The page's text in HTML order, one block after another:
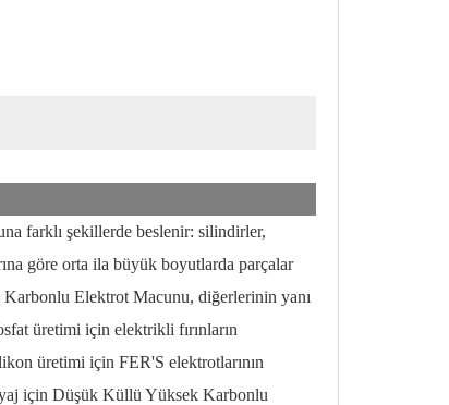
farklı şekillerde beslenir: silindirler,
göre orta ila büyük boyutlarda parçalar
Elektrot Macunu, diğerlerinin yanı
üretimi için elektrikli fırınların
üretimi için FER'S elektrotlarının
için Düşük Küllü Yüksek Karbonlu